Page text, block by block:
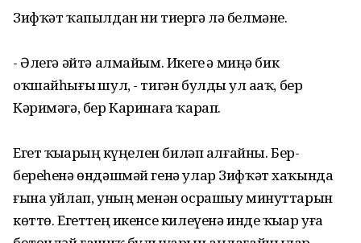
Зифҡәт ҡапылдан ни тиергә лә белмәне.
- Әлегә әйтә алмайым. Икегеҙ ҙә миңә бик
оҡшайһығыҙ шул, - тигән булды ул аҙаҡ, бер
Кәримәгә, бер Каринаға ҡарап.
Егет ҡыҙҙарҙың күңелен биләп алғайны. Бер-
береһенә өндәшмәй генә улар Зифҡәт хаҡында
ғына уйлап, уның менән осрашыу минуттарын
көттө. Егеттең икенсе килеүенә инде ҡыҙҙар уға